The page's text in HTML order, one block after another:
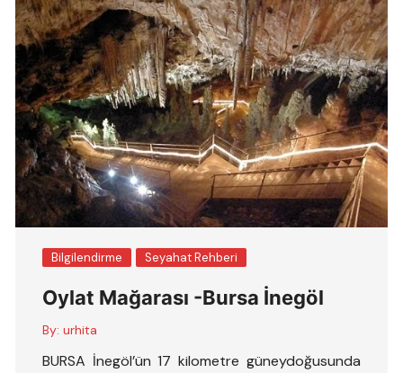
Bilgilendirme Seyahat Rehberi
Oylat Mağarası -Bursa İnegöl
By: urhita
BURSA İnegöl’ün 17 kilometre güneydoğusunda